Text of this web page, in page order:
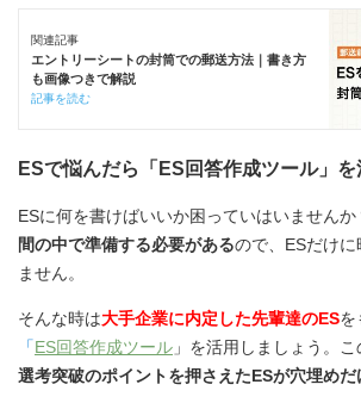
関連記事
エントリーシートの封筒での郵送方法｜書き方
も画像つきで解説
記事を読む
ESで悩んだら「ES回答作成ツール」を
ESに何を書けばいいか困っていはいませんか
間の中で準備する必要があるので、ESだけ
ません。
そんな時は大手企業に内定した先輩達のESを
「ES回答作成ツール 」を活用しましょう。こ
選考突破のポイントを押さえたESが穴埋め